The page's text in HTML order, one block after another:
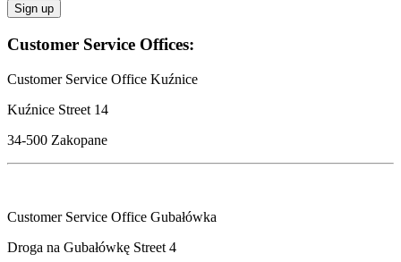
Sign up
Customer Service Offices:
Customer Service Office Kuźnice
Kuźnice Street 14
34-500 Zakopane
Customer Service Office Gubałówka
Droga na Gubałówkę Street 4